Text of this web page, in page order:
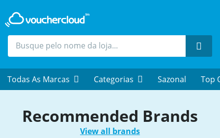
Todas As Marcas Categorias Sazonal Top
Recommended Brands
View all brands